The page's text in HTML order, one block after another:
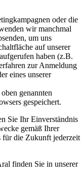
oder die
wir manchmal
um uns
auf unserer
haben (z.B.
zur Anmeldung
eines unserer
genannten
gespeichert.
Sie Ihr Einverständnis
gemäß Ihrer
für die Zukunft jederzeit
finden Sie in unserer